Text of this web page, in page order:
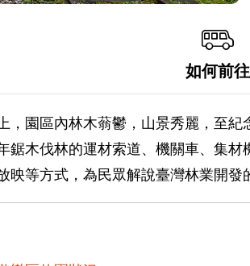
如何前往
，園區內林木蓊鬱，山景秀麗，至
木伐林的運材索道、機關車、集
等方式，為民眾解說臺灣林業開發